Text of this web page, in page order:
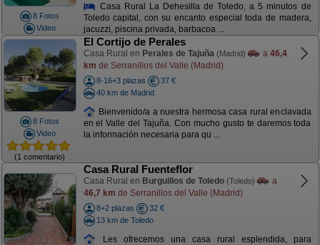
8 Fotos
Video
Casa Rural La Dehesilla de Toledo, a 5 minutos de
Toledo capital, con su encanto especial toda de madera,
jacuzzi, piscina privada, barbacoa ...
8 Fotos
Video
(1 comentario)
El Cortijo de Perales
Casa Rural en Perales de Tajuña (Madrid) a 46,4
km de Serranillos del Valle (Madrid)
8-16+3 plazas
37 €
40 km de Madrid
Bienvenido/a a nuestra hermosa casa rural enclavada
en el Valle del Tajuña. Con mucho gusto te daremos toda
la información necesaria para qu ...
Casa Rural Fuenteflor
Casa Rural en Burguillos de Toledo (Toledo)
a
46,7 km de Serranillos del Valle (Madrid)
8+2 plazas
32 €
13 km de Toledo
Les ofrecemos una casa rural esplendida, para